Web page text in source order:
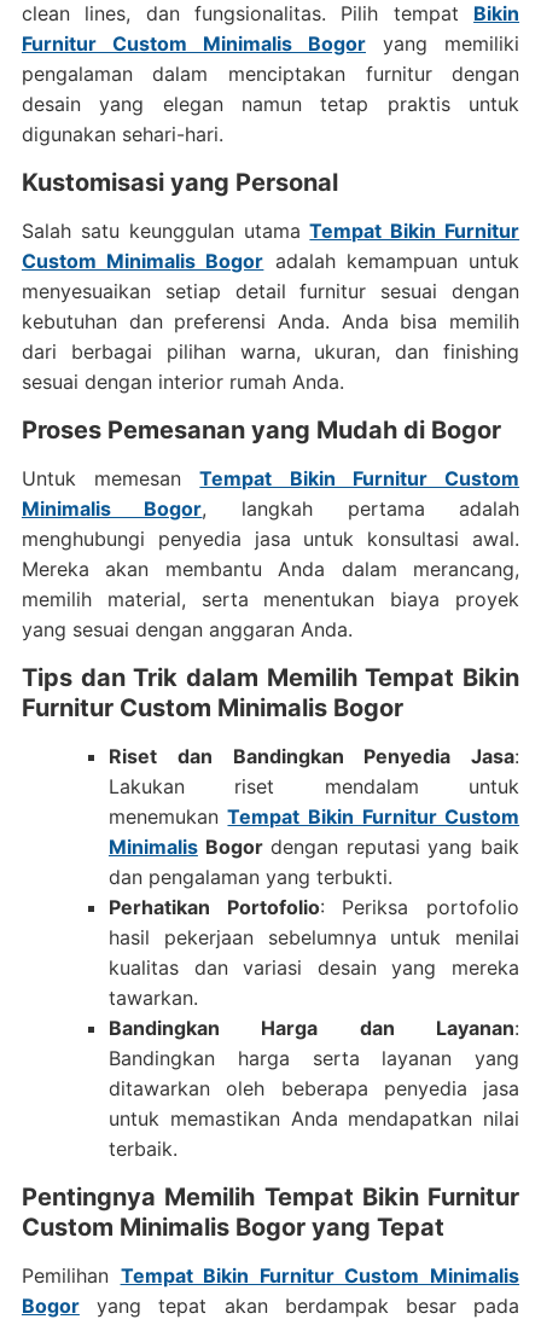
clean lines, dan fungsionalitas. Pilih tempat Bikin
Furnitur Custom Minimalis Bogor yang memiliki
pengalaman dalam menciptakan furnitur dengan
desain yang elegan namun tetap praktis untuk
digunakan sehari-hari.
Kustomisasi yang Personal
Salah satu keunggulan utamaTempat Bikin Furnitur
Custom Minimalis Bogor adalah kemampuan untuk
menyesuaikan setiap detail furnitur sesuai dengan
kebutuhan dan preferensi Anda. Anda bisa memilih
dari berbagai pilihan warna, ukuran, dan finishing
sesuai dengan interior rumah Anda.
Proses Pemesanan yang Mudah di Bogor
Untuk memesanTempat Bikin Furnitur Custom
Minimalis Bogor, langkah pertama adalah
menghubungi penyedia jasa untuk konsultasi awal.
Mereka akan membantu Anda dalam merancang,
memilih material, serta menentukan biaya proyek
yang sesuai dengan anggaran Anda.
Tips dan Trik dalam Memilih Tempat Bikin
Furnitur Custom Minimalis Bogor
Riset dan Bandingkan Penyedia Jasa:
Lakukan riset mendalam untuk
menemukanTempat Bikin Furnitur Custom
MinimalisBogordengan reputasi yang baik
dan pengalaman yang terbukti.
Perhatikan Portofolio: Periksa portofolio
hasil pekerjaan sebelumnya untuk menilai
kualitas dan variasi desain yang mereka
tawarkan.
Bandingkan Harga dan Layanan:
Bandingkan harga serta layanan yang
ditawarkan oleh beberapa penyedia jasa
untuk memastikan Anda mendapatkan nilai
terbaik.
Pentingnya Memilih Tempat Bikin Furnitur
Custom Minimalis Bogor yang Tepat
Pemilihan Tempat Bikin Furnitur Custom Minimalis
Bogoryang tepat akan berdampak besar pada